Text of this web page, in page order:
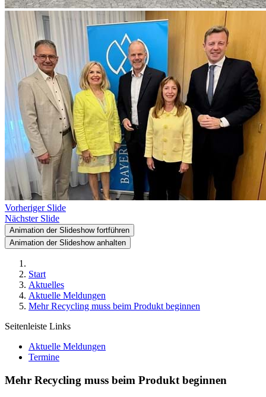
Vorheriger Slide
Nächster Slide
Animation der Slideshow fortführen
Animation der Slideshow anhalten
Start
Aktuelles
Aktuelle Meldungen
Mehr Recycling muss beim Produkt beginnen
Seitenleiste Links
Aktuelle Meldungen
Termine
Mehr Recycling muss beim Produkt beginnen